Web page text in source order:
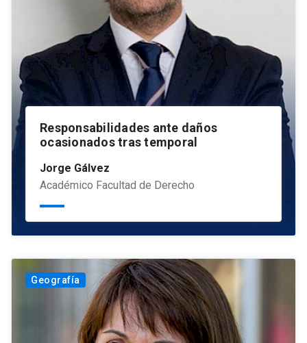
Responsabilidades ante daños
ocasionados tras temporal
Jorge Gálvez
Académico Facultad de Derecho
Geografía